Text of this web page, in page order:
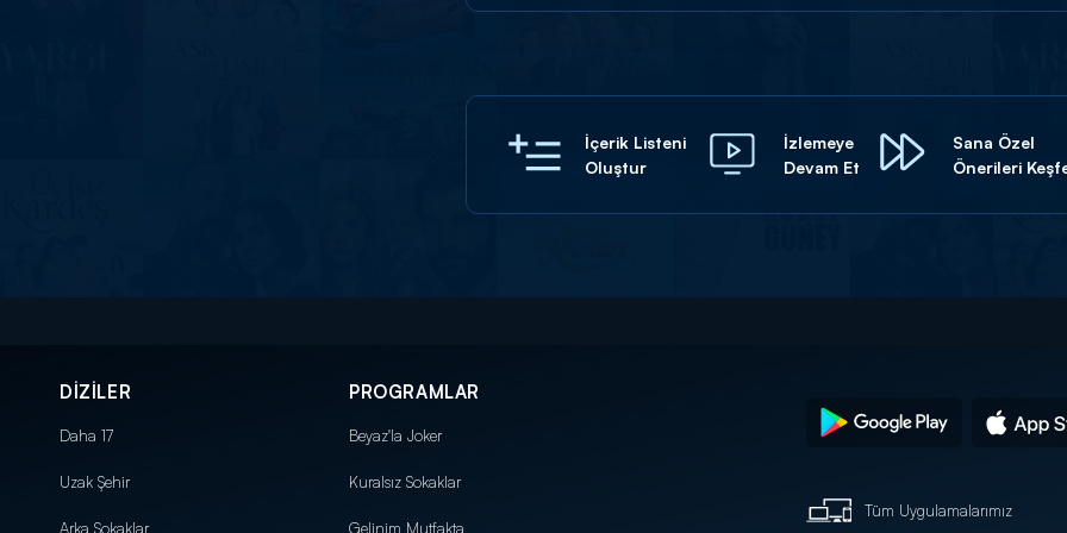
İçerik Listeni
Oluştur
İzlemeye
Devam Et
Sana Özel
Önerileri
DİZİLER
Daha 17
Uzak Şehir
Arka Sokaklar
PROGRAMLAR
Beyaz'la Joker
Kuralsız Sokaklar
Gelinim Mutfakta
Tüm Uygulamalarımız